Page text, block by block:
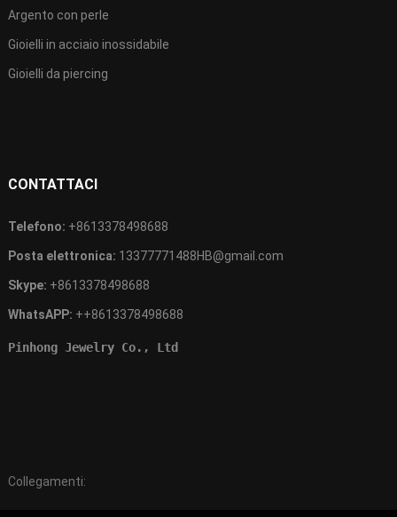
Argento con perle
Gioielli in acciaio inossidabile
Gioielli da piercing
CONTATTACI
Telefono: +8613378498688
Posta elettronica: 13377771488HB@gmail.com
Skype: +8613378498688
WhatsAPP: ++8613378498688
Pinhong Jewelry Co., Ltd
Collegamenti: